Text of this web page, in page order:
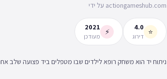
actiongameshub.com על ידי
⭐
4.0
דירוג
⚡
2021
מעודכן
ניתוח יד הוא משחק רופא לילדים שבו מטפלים ביד פצועה שלב